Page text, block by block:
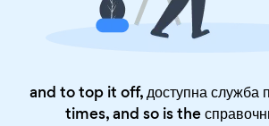
and to top it off, доступна служба
times, and so is the